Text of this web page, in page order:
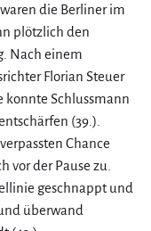
die Berliner im
plötzlich den
Nach einem
Florian Steuer
konnte Schlussmann
(39.).
Chance
vor der Pause zu.
geschnappt und
überwand